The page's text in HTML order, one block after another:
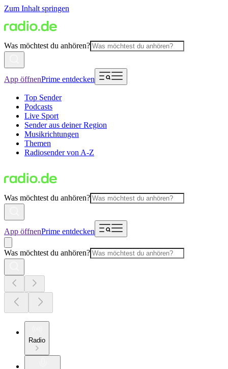
Zum Inhalt springen
Was möchtest du anhören?
App öffnenPrime entdecken
Top Sender
Podcasts
Live Sport
Sender aus deiner Region
Musikrichtungen
Themen
Radiosender von A-Z
Was möchtest du anhören?
App öffnenPrime entdecken
Was möchtest du anhören?
Radio